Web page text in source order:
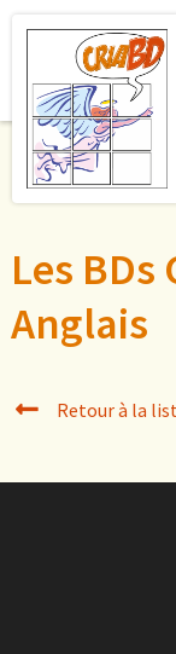
Les
Anglais
Retour à la